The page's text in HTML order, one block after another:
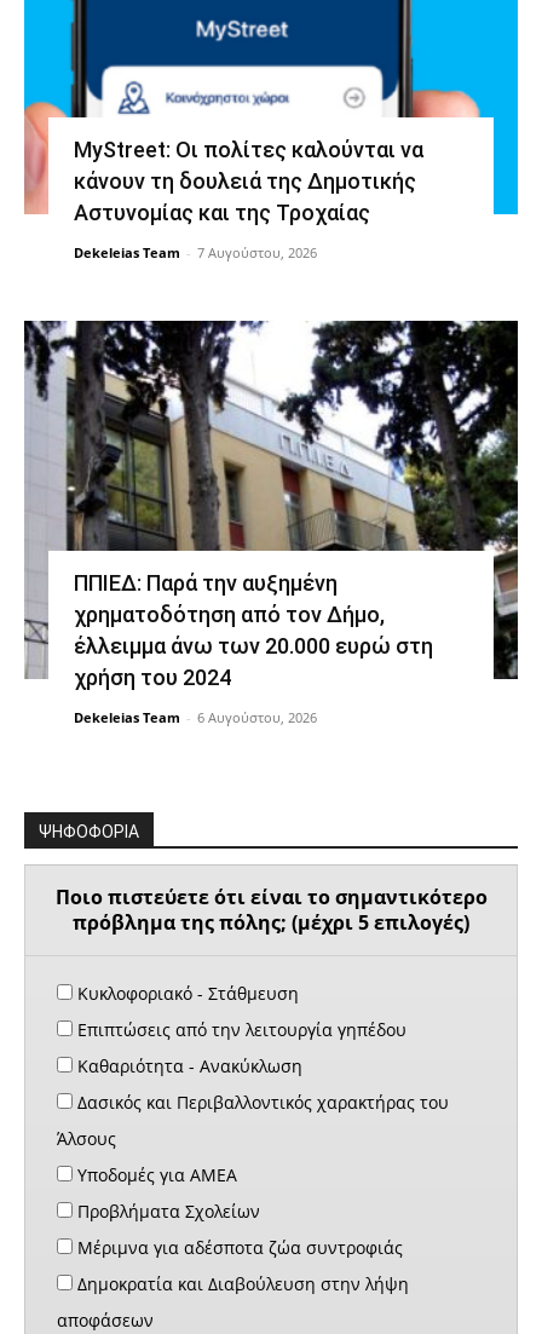
MyStreet: Οι πολίτες καλούνται να
κάνουν τη δουλειά της Δημοτικής
Αστυνομίας και της Τροχαίας
Dekeleias Team - 7 Αυγούστου, 2026
ΠΠΙΕΔ: Παρά την αυξημένη
χρηματοδότηση από τον Δήμο,
έλλειμμα άνω των 20.000 ευρώ στη
χρήση του 2024
Dekeleias Team - 6 Αυγούστου, 2026
ΨΗΦΟΦΟΡΙΑ
Ποιο πιστεύετε ότι είναι το σημαντικότερο
πρόβλημα της πόλης; (μέχρι 5 επιλογές)
Κυκλοφοριακό - Στάθμευση
Επιπτώσεις από την λειτουργία γηπέδου
Καθαριότητα - Ανακύκλωση
Δασικός και Περιβαλλοντικός χαρακτήρας του
Άλσους
Υποδομές για ΑΜΕΑ
Προβλήματα Σχολείων
Μέριμνα για αδέσποτα ζώα συντροφιάς
Δημοκρατία και Διαβούλευση στην λήψη
αποφάσεων